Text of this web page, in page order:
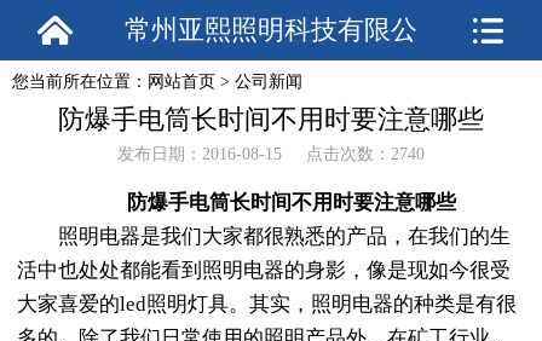
常州亚熙照明科技有限公
司
您当前所在位置： 网站首页 > 公司新闻
防爆手电筒长时间不用时要注意哪些
发布日期：2016-08-15 点击次数：2740
防爆手电筒长时间不用时要注意哪些
照明电器是我们大家都很熟悉的产品，在我们的生
活中也处处都能看到照明电器的身影，像是现如今很受
大家喜爱的led照明灯具。其实，照明电器的种类是有很